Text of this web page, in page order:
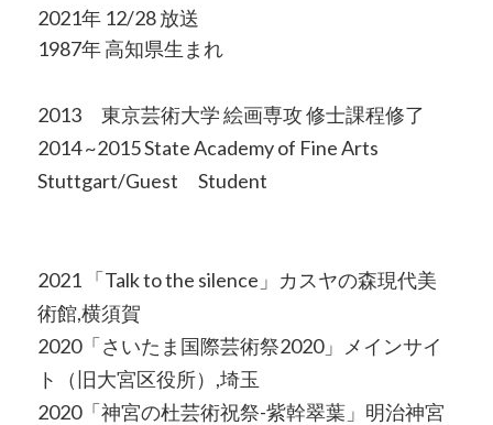
2021年 12/28 放送
1987年 高知県生まれ
2013 東京芸術大学 絵画専攻 修士課程修了
2014 ~2015 State Academy of Fine Arts
Stuttgart/Guest Student
2021 「Talk to the silence」カスヤの森現代美
術館,横須賀
2020「さいたま国際芸術祭2020」メインサイ
ト（旧大宮区役所）,埼玉
2020「神宮の杜芸術祝祭-紫幹翠葉」明治神宮